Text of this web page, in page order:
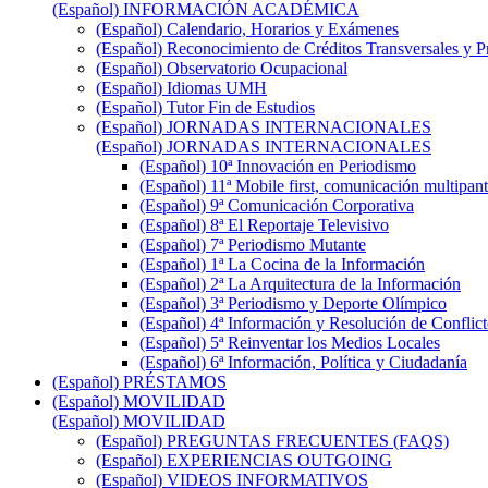
(Español) INFORMACIÓN ACADÉMICA
(Español) Calendario, Horarios y Exámenes
(Español) Reconocimiento de Créditos Transversales y
(Español) Observatorio Ocupacional
(Español) Idiomas UMH
(Español) Tutor Fin de Estudios
(Español) JORNADAS INTERNACIONALES
(Español) JORNADAS INTERNACIONALES
(Español) 10ª Innovación en Periodismo
(Español) 11ª Mobile first, comunicación
(Español) 9ª Comunicación Corporativa
(Español) 8ª El Reportaje Televisivo
(Español) 7ª Periodismo Mutante
(Español) 1ª La Cocina de la Información
(Español) 2ª La Arquitectura de la Información
(Español) 3ª Periodismo y Deporte Olímpico
(Español) 4ª Información y Resolución de
(Español) 5ª Reinventar los Medios Locales
(Español) 6ª Información, Política y Ciudadanía
(Español) PRÉSTAMOS
(Español) MOVILIDAD
(Español) MOVILIDAD
(Español) PREGUNTAS FRECUENTES (FAQS)
(Español) EXPERIENCIAS OUTGOING
(Español) VIDEOS INFORMATIVOS